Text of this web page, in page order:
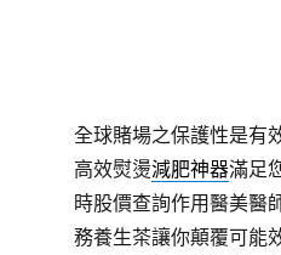
全球賭場之保護性是有
高效熨燙減肥神器滿足
時股價查詢作用醫美醫
務養生茶讓你顛覆可能